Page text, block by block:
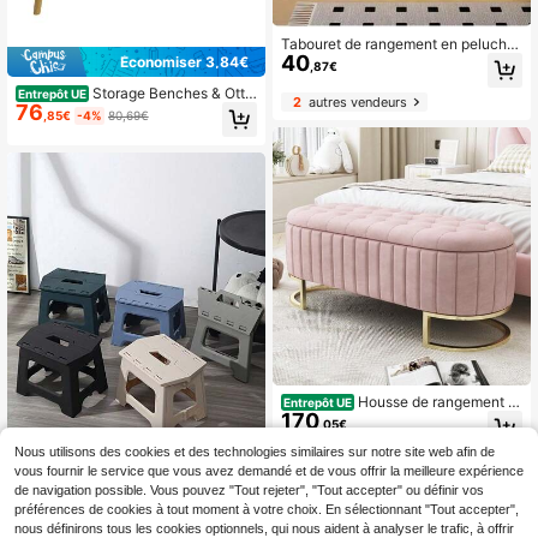
Économiser 3,84€
Entrepôt UE Storage Benches & Otto
mans
76 ,85€ -4% 80,69€
Entrepôt UE Nouveau petit tabouret
pliable, chaise pliante portable exté
Dès9,83€
Tabouret de rangement en peluche
- Banc de rangement multi-tailles /
Banc à chaussures / Bac de rangem
ent pour jouets (3 options disponibl
es)
40 ,87€
2autres vendeurs
Entrepôt UE Housse de rangement et
repose-pieds 120 x 40 cm, repose-
ngement, banquette, tissu velours r
ose
170,05€
Nous utilisons des cookies et des technologies similaires sur notre site web afin de
vous fournir le service que vous avez demandé et de vous offrir la meilleure expérience
de navigation possible. Vous pouvez "Tout rejeter", "Tout accepter" ou définir vos
préférences de cookies à tout moment à votre choix. En sélectionnant "Tout accepter",
nous définirons tous les cookies optionnels, qui nous aident à analyser le trafic, à offrir